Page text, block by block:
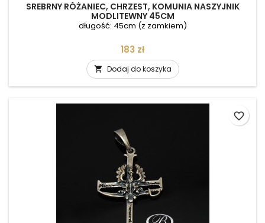
SREBRNY RÓŻANIEC, CHRZEST, KOMUNIA NASZYJNIK
MODLITEWNY 45CM
długość: 45cm (z zamkiem)
Cena
183 zł
 Dodaj do koszyka
favorite_border